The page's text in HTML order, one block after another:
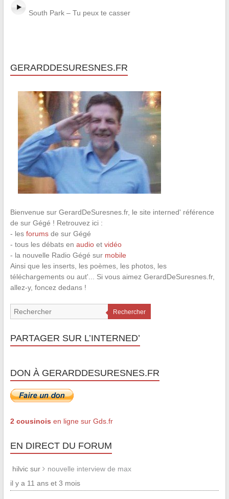
South Park – Tu peux te casser
GERARDDESURESNES.FR
Bienvenue sur GerardDeSuresnes.fr, le site interned' référence
de sur Gégé ! Retrouvez ici :
- les forumsde sur Gégé
- tous les débats en audioet vidéo
- la nouvelle Radio Gégé sur mobile
Ainsi que les inserts, les poèmes, les photos, les
téléchargements ou aut'... Si vous aimez GerardDeSuresnes.fr,
allez-y, foncez dedans !
Rechercher
PARTAGER SUR L’INTERNED’
DON À GERARDDESURESNES.FR
2 cousinois en ligne sur Gds.fr
EN DIRECT DU FORUM
hilvic sur
nouvelle interview de max
il y a 11 ans et 3 mois